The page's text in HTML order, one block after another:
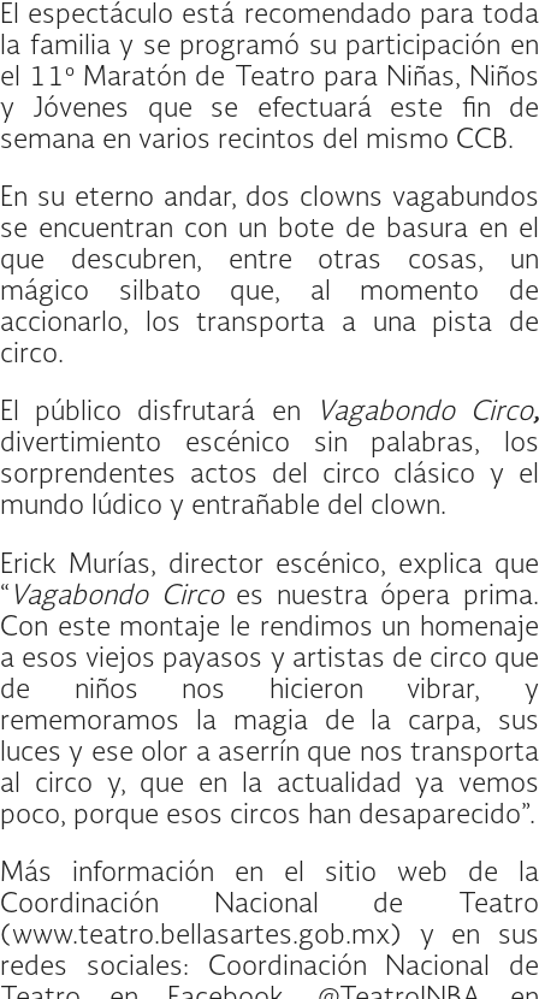
El espectáculo está recomendado para toda
la familia y se programó su participación en
el 11º Maratón de Teatro para Niñas, Niños
y Jóvenes que se efectuará este fin de
semana en varios recintos del mismo CCB.
En su eterno andar, dos clowns vagabundos
se encuentran con un bote de basura en el
que descubren, entre otras cosas, un
mágico silbato que, al momento de
accionarlo, los transporta a una pista de
circo.
El público disfrutará en Vagabondo Circo,
divertimiento escénico sin palabras, los
sorprendentes actos del circo clásico y el
mundo lúdico y entrañable del clown.
Erick Murías, director escénico, explica que
“ Vagabondo Circoes nuestra ópera prima.
Con este montaje le rendimos un homenaje
a esos viejos payasos y artistas de circo que
de niños nos hicieron vibrar, y
rememoramos la magia de la carpa, sus
luces y ese olor a aserrín que nos transporta
al circo y, que en la actualidad ya vemos
poco, porque esos circos han desaparecido”.
Más información en el sitio web de la
Coordinación Nacional de Teatro
(www.teatro.bellasartes.gob.mx) y en sus
redes sociales: Coordinación Nacional de